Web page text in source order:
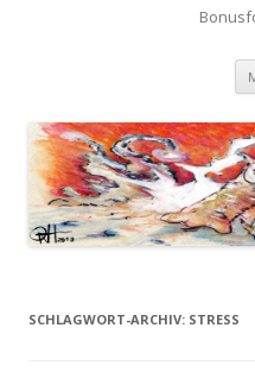
SCHLAGWORT-ARCHIV: STRESS